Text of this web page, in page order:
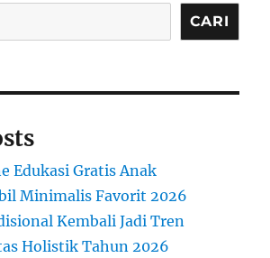
CARI
Edukasi Gratis Anak
Minimalis Favorit 2026
Kembali Jadi Tren
Holistik Tahun 2026